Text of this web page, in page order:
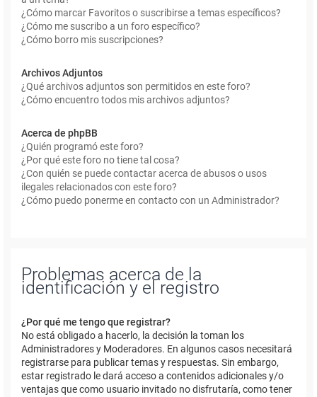
¿Cómo marcar Favoritos o suscribirse a temas específicos?
¿Cómo me suscribo a un foro específico?
¿Cómo borro mis suscripciones?
Archivos Adjuntos
¿Qué archivos adjuntos son permitidos en este foro?
¿Cómo encuentro todos mis archivos adjuntos?
Acerca de phpBB
¿Quién programó este foro?
¿Por qué este foro no tiene tal cosa?
¿Con quién se puede contactar acerca de abusos o usos
ilegales relacionados con este foro?
¿Cómo puedo ponerme en contacto con un Administrador?
Problemas acerca de la
identificación y el registro
¿Por qué me tengo que registrar?
No está obligado a hacerlo, la decisión la toman los
Administradores y Moderadores. En algunos casos necesitará
registrarse para publicar temas y respuestas. Sin embargo,
estar registrado le dará acceso a contenidos adicionales y/o
ventajas que como usuario invitado no disfrutaría, como tener